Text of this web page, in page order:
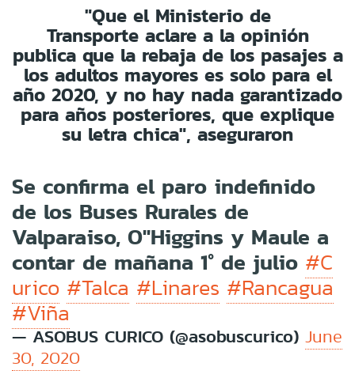
"Que el Ministerio de
Transporte aclare a la opinión
publica que la rebaja de los pasajes a
los adultos mayores es solo para el
año 2020, y no hay nada garantizado
para años posteriores, que explique
su letra chica", aseguraron
Se confirma el paro indefinido
de los Buses Rurales de
Valparaiso, O"Higgins y Maule a
contar de mañana 1° de julio #C
urico #Talca #Linares #Rancagua
#Viña
— ASOBUS CURICO (@asobuscurico) June
30, 2020